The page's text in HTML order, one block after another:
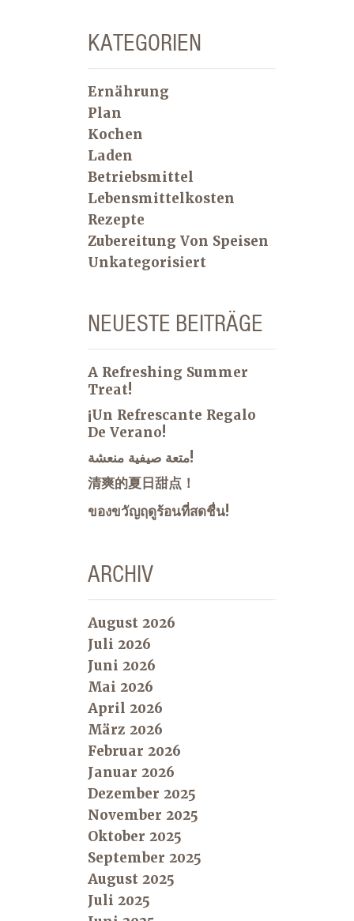
KATEGORIEN
Ernährung
Plan
Kochen
Laden
Betriebsmittel
Lebensmittelkosten
Rezepte
Zubereitung Von Speisen
Unkategorisiert
NEUESTE BEITRÄGE
A Refreshing Summer
Treat!
¡Un Refrescante Regalo
De Verano!
متعة صيفية منعشة!
清爽的夏日甜点！
ของขวัญฤดูร้อนที่สดชื่น!
ARCHIV
August 2026
Juli 2026
Juni 2026
Mai 2026
April 2026
März 2026
Februar 2026
Januar 2026
Dezember 2025
November 2025
Oktober 2025
September 2025
August 2025
Juli 2025